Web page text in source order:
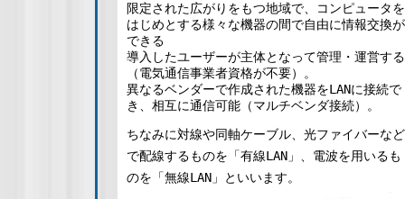
限定された広がりをもつ地域で、コンピュータを
はじめとする様々な機器の間で自由に情報交換が
できる
導入したユーザーが主体となって管理・運営する
（電気通信事業者資格が不要）。
異なるベンダーで作成された機器をLANに接続で
き、相互に通信可能（マルチベンダ接続）。
ちなみに対線や同軸ケーブル、光ファイバーなど
で配線するものを「有線LAN」、電波を用いるも
のを「無線LAN」といいます。